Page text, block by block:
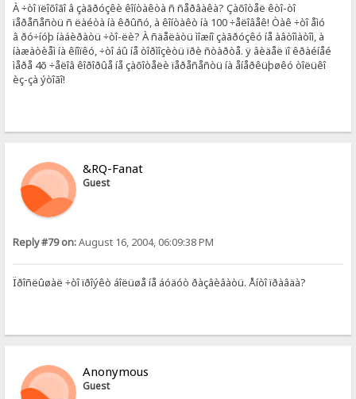
À ÷òî ïëîõîãî â çàãðóçêè êîíòàêòà ñ ñåðâàêà? Çàõîòåë êòî-òî
ïåðåñåñòü ñ ëàéòà íà êðûñó, à êîíòàêò íà 100 ÷åëîâåê! Òàê ÷òî åìó
â ðó÷íóþ íàáèðàòü ÷òî-ëè? À ñäåëàòü ìîæíî çàãðóçêó íå àâòîìàòîì, à
íàæàòèåì íà êíîïêó, ÷òî áû íå òîðìîçèòü ïðè ñòàðòå. ÿ âèäåë ïî êðàéíåé
ìåðå 4õ ÷åëîâ êîðîðûå íå çàõîòåëè ïåðåñåñòü íà åíåðêüþøêó òîëüêî
èç-çà ýòîãî!
&RQ-Fanat
Guest
Reply #79 on:August 16, 2004, 06:09:38 PM
Ïðîñëûøàë ÷òî ïðîýêò áîëüøå íå áóäóò ðàçâèâàòü. Åíòî ïðàâäà?
Anonymous
Guest